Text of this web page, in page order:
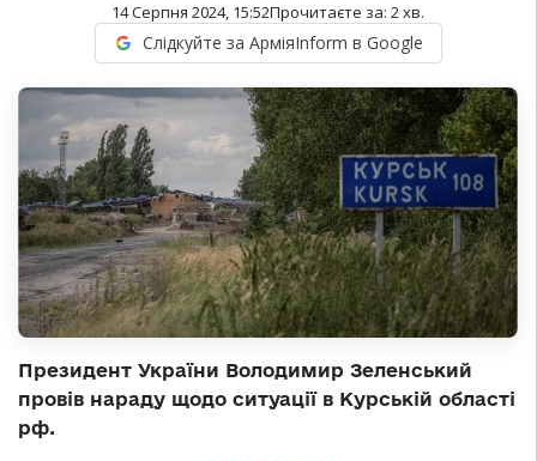
14 Серпня 2024, 15:52Прочитаєте за: 2хв.
Слідкуйте за АрміяInform в Google
Президент України Володимир Зеленський
провів нараду щодо ситуації в Курській області
рф.